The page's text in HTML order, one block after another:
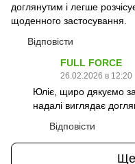
доглянутим і легше
щоденного застосування.
Відповісти
FULL FORCE
26.02.2026 в 12:20
Юліє, щиро дякуємо
надалі виглядає
Відповісти
Ще